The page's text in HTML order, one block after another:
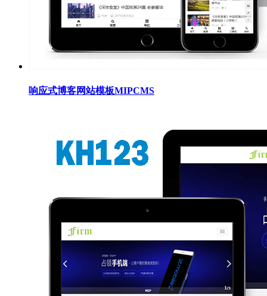
响应式博客网站模板MIPCMS